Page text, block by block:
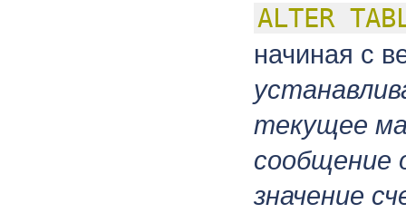
ALTER
начиная с
текущее
сообщение
значение